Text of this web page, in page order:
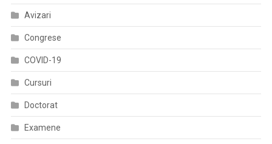
Avizari
Congrese
COVID-19
Cursuri
Doctorat
Examene